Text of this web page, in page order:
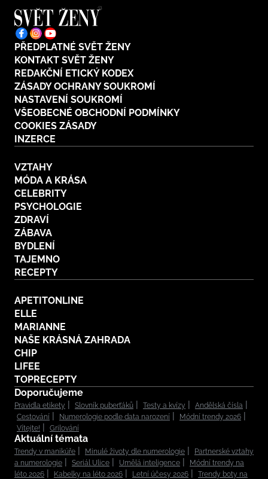
PŘEDPLATNÉ SVĚT ŽENY
KONTAKT SVĚT ŽENY
REDAKČNÍ ETICKÝ KODEX
ZÁSADY OCHRANY SOUKROMÍ
NASTAVENÍ SOUKROMÍ
VŠEOBECNÉ OBCHODNÍ PODMÍNKY
COOKIES ZÁSADY
INZERCE
VZTAHY
MÓDA A KRÁSA
CELEBRITY
PSYCHOLOGIE
ZDRAVÍ
ZÁBAVA
BYDLENÍ
TAJEMNO
RECEPTY
APETITONLINE
ELLE
MARIANNE
NAŠE KRÁSNÁ ZAHRADA
CHIP
LIFEE
TOPRECEPTY
Doporučujeme
Pravidla etikety Slovník puberťáků Testy a kvízy
Andělská čísla
Cestování
Numerologie podle data narození
Módní trendy 2026
Vítejte!
Grilování
Aktuální témata
Trendy v manikúře Minulé životy dle numerologie
Partnerské vztahy
a numerologie
Seriál Ulice Umělá inteligence
Módní trendy na
léto 2026
Kabelky na léto 2026 Letní účesy 2026
Trendy boty na